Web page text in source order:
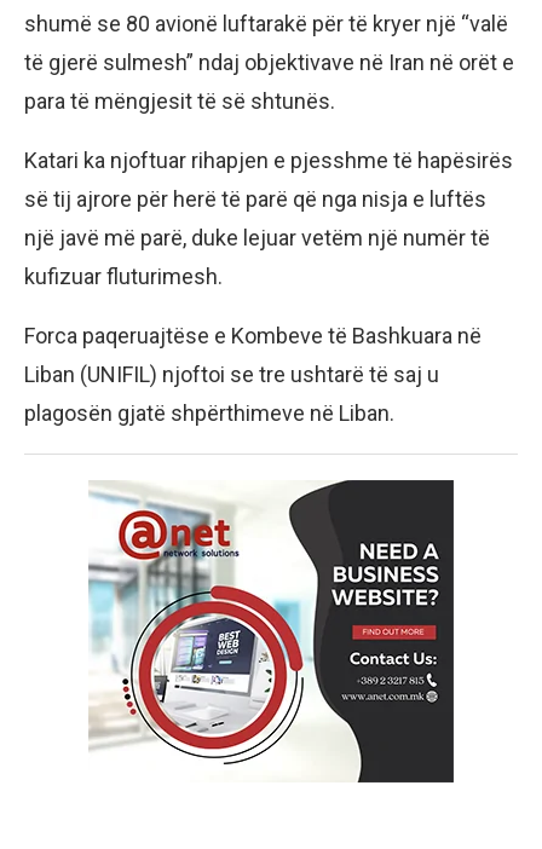
shumë se 80 avionë luftarakë për të kryer një “valë
të gjerë sulmesh” ndaj objektivave në Iran në orët e
para të mëngjesit të së shtunës.
Katari ka njoftuar rihapjen e pjesshme të hapësirës
së tij ajrore për herë të parë që nga nisja e luftës
një javë më parë, duke lejuar vetëm një numër të
kufizuar fluturimesh.
Forca paqeruajtëse e Kombeve të Bashkuara në
Liban (UNIFIL) njoftoi se tre ushtarë të saj u
plagosën gjatë shpërthimeve në Liban.